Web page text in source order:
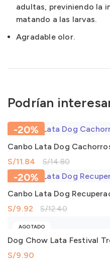
adultas, previniendo la
matando a las larvas.
Agradable olor.
Podrían
-20%
Canbo Lata Dog
S/14.80
S/11.84
-20%
Canbo Lata Dog
S/12.40
S/9.92
AGOTADO
Dog Chow Lata Festival
S/9.90